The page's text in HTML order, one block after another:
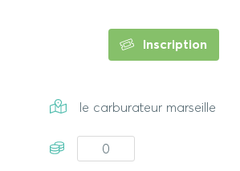
Inscription
le carburateur marseille
0